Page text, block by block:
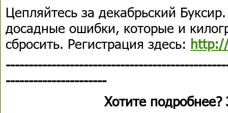
Цепляйтесь за декабрьский
досадные ошибки, которые и
сбросить. Регистрация здесь:
----------------------
Хотите подробнее?